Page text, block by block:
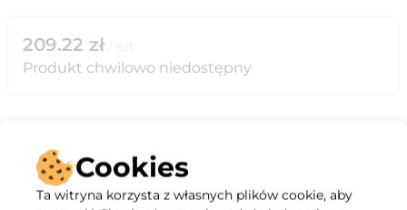
209.22 zł
Produkt chwilowo niedostępny
Opis Cookies
Ta witryna korzysta z własnych plików cookie, aby